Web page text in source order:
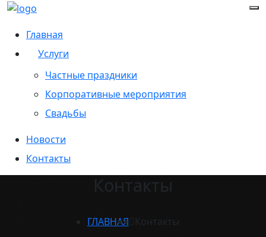
Главная
Услуги
Частные праздники
Корпоративные мероприятия
Свадьбы
Новости
Контакты
Контакты
ГЛАВНАЯ Контакты